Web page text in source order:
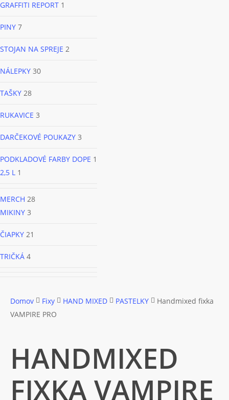
GRAFFITI REPORT 1
PINY 7
STOJAN NA SPREJE 2
NÁLEPKY 30
TAŠKY 28
RUKAVICE 3
DARČEKOVÉ POUKAZY 3
PODKLADOVÉ FARBY DOPE 1
2,5 L 1
MERCH 28
MIKINY 3
ČIAPKY 21
TRIČKÁ 4
Domov Fixy HAND MIXED PASTELKY
Handmixed fixka
VAMPIRE PRO
HANDMIXED
FIXKA VAMPIRE